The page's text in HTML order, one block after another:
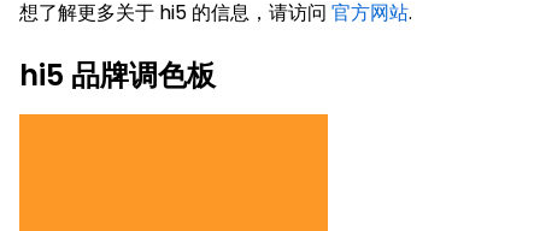
想了解更多关于 hi5 的信息，请访问 官方网站.
hi5 品牌调色板